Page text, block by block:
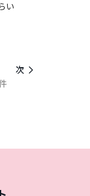
い
次